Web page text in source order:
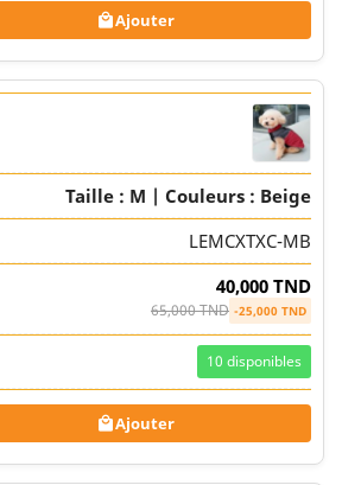
Ajouter
Taille : M | Couleurs : Beige
LEMCXTXC-MB
40,000 TND
65,000 TND -25,000 TND
10 disponibles
Ajouter